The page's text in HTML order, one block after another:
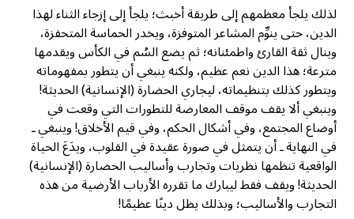
لذلك يلجأ معظمهم إلى طريقة أخبث؛ يلجأ إلى إزجاء الثناء لهذا
الدين، حتى ينوِّم المشاعر المتوفزة، ويخدر الحماسة المتحفزة،
وينال ثقة القارئ واطمئنانه؛ ثم يضع السُم في الكأس ويقدمها
مترعة؛ هذا الدين نعم عظيم، ولكنه ينبغي أن يتطور بمفهوماته
ويتطور كذلك بتنظيماته، ليجاري الحضارة (الإنسانية) الحديثة!
وينبغي ألا يقف موقف المعارضة للتطورات التي وقعت في
أوضاع المجتمع، وفي أشكال الحكم، وفي قيم الأخلاق! وينبغي ـ
في النهاية ـ أن يتمثل في صورة عقيدة في القلوب، ويدَعَ الحياة
الواقعية تنظمها نظريات وتجارب وأساليب الحضارة (الإنسانية)
الحديثة! ويقف فقط ليبارك ما تقرره الأرباب الأرضية من هذه
التجارب والأساليب؛ وبذلك يظل دينًا عظيمًا!